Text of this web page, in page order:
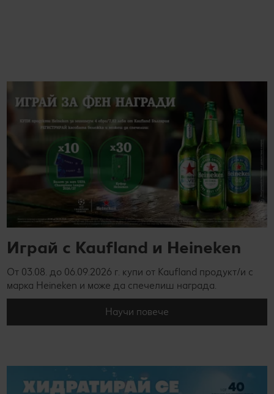
Играй с Kaufland и Heineken
От 03.08. до 06.09.2026 г. купи от Kaufland продукт/и с
марка Heineken и може да спечелиш награда.
Научи повече